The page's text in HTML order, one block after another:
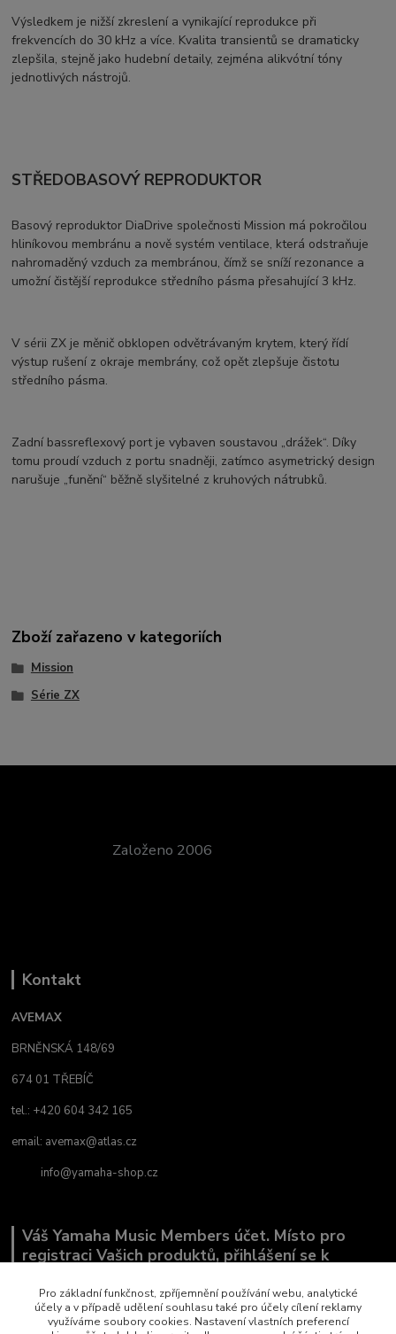
Výsledkem je nižší zkreslení a vynikající reprodukce při
frekvencích do 30 kHz a více. Kvalita transientů se dramaticky
zlepšila, stejně jako hudební detaily, zejména alikvótní tóny
jednotlivých nástrojů.
STŘEDOBASOVÝ REPRODUKTOR
Basový reproduktor DiaDrive společnosti Mission má pokročilou
hliníkovou membránu a nově systém ventilace, která odstraňuje
nahromaděný vzduch za membránou, čímž se sníží rezonance a
umožní čistější reprodukce středního pásma přesahující 3 kHz.
V sérii ZX je měnič obklopen odvětrávaným krytem, který řídí
výstup rušení z okraje membrány, což opět zlepšuje čistotu
středního pásma.
Zadní bassreflexový port je vybaven soustavou „drážek“. Díky
tomu proudí vzduch z portu snadněji, zatímco asymetrický design
narušuje „funění“ běžně slyšitelné z kruhových nátrubků.
Zboží zařazeno v kategoriích
Mission
Série ZX
Založeno 2006
Kontakt
AVEMAX
BRNĚNSKÁ 148/69
674 01 TŘEBÍČ
tel.: +420 604 342 165
email: avemax@atlas.cz
info@yamaha-shop.cz
Váš Yamaha Music Members účet. Místo pro
registraci Vašich produktů, přihlášení se k
co Vás zajímá.
Pro základní funkčnost, zpříjemnění používání webu, analytické
účely a v případě udělení souhlasu také pro účely cílení reklamy
využíváme soubory cookies. Nastavení vlastních preferencí